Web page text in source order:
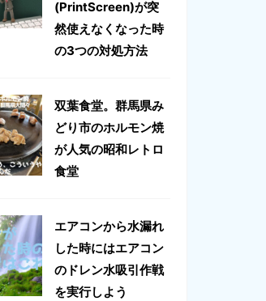
(PrintScreen)が突
然使えなくなった時
の3つの対処方法
双葉食堂。群馬県み
どり市のホルモン焼
が人気の昭和レトロ
食堂
エアコンから水漏れ
した時にはエアコン
のドレン水吸引作戦
を実行しよう